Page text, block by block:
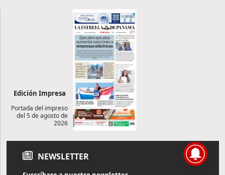
Edición Impresa
Portada del impreso
del 5 de agosto de
2026
NEWSLETTER